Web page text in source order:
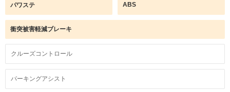
パワステ ABS
衝突被害軽減ブレーキ
クルーズコントロール
パーキングアシスト